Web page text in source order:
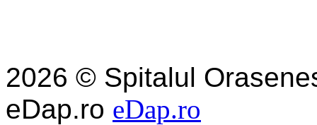
2026 © Spitalul
eDap.ro eDap.ro